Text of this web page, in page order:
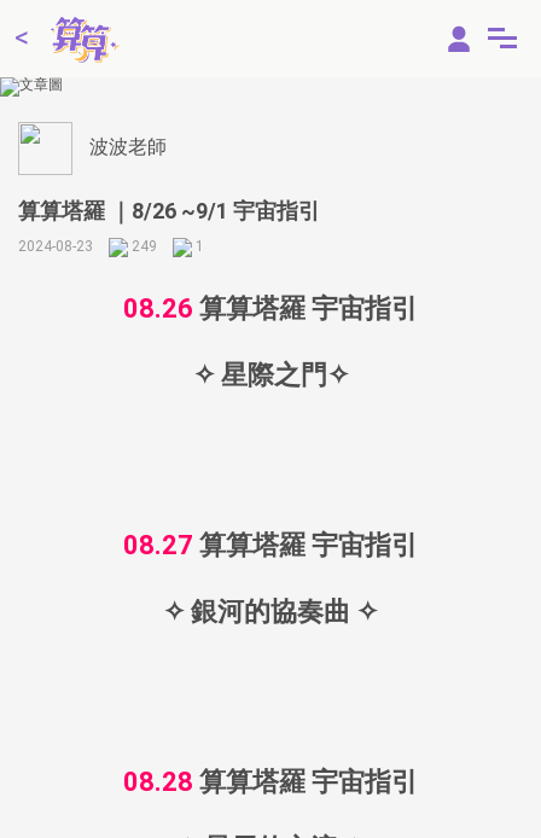
<
App
算算2VIP儲值
祈福點燈
四面佛點燈
波波老師
算算塔羅 ｜8/26 ~9/1 宇宙指引
2024-08-23 249 1
08.26 算算塔羅 宇宙指引
✧ 星際之門✧
08.27 算算塔羅 宇宙指引
✧ 銀河的協奏曲 ✧
08.28 算算塔羅 宇宙指引